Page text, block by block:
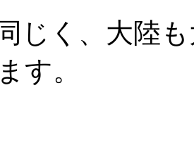
じく、大陸
す。